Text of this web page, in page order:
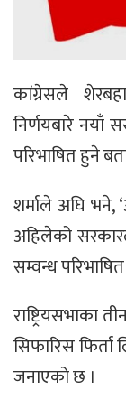
कांग्रेसले
निर्णयबारे नयाँ
परिभाषित हुने
शर्माले अघि भने,
अहिलेको
सम्वन्ध
राष्ट्रियसभाका
सिफारिस
जनाएको छ ।